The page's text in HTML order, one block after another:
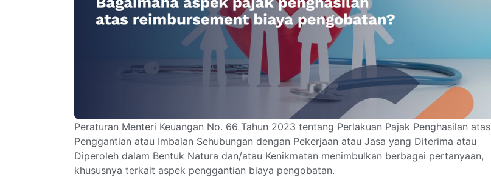
Peraturan Menteri Keuangan No. 66 Tahun 2023 tentang Perlakuan Pajak Penghasilan atas
Penggantian atau Imbalan Sehubungan dengan Pekerjaan atau Jasa yang Diterima atau
Diperoleh dalam Bentuk Natura dan/atau Kenikmatan menimbulkan berbagai pertanyaan,
khususnya terkait aspek penggantian biaya pengobatan.